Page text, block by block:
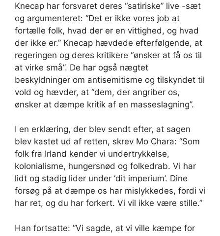
Knecap har forsvaret deres “satiriske” live -sæt
og argumenteret: “Det er ikke vores job at
fortælle folk, hvad der er en vittighed, og hvad
der ikke er.” Knecap hævdede efterfølgende, at
regeringen og deres kritikere “ønsker at få os til
at virke små”. De har også nægtet
beskyldninger om antisemitisme og tilskyndet til
vold og hævder, at “dem, der angriber os,
ønsker at dæmpe kritik af en masseslagning”.
I en erklæring, der blev sendt efter, at sagen
blev kastet ud af retten, skrev Mo Chara: “Som
folk fra Irland kender vi undertrykkelse,
kolonialisme, hungersnød og folkedrab. Vi har
lidt og stadig lider under ‘dit imperium’. Dine
forsøg på at dæmpe os har mislykkedes, fordi vi
har ret, og du har forkert. Vi vil ikke være stille.”
Han fortsatte: ”Vi sagde, at vi ville kæmpe for